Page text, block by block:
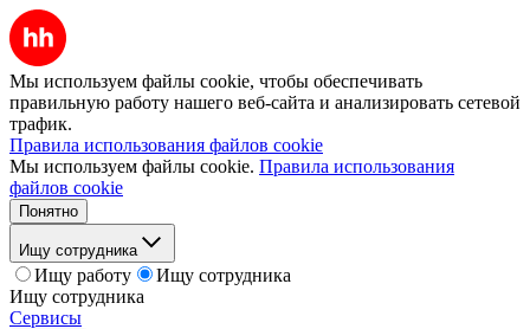
Мы используем файлы cookie, чтобы обеспечивать
правильную работу нашего веб-сайта и анализировать сетевой
трафик.
Правила использования файлов cookie
Мы используем файлы cookie. Правила использования
файлов cookie
Понятно
Ищу сотрудника
Ищу работу
Ищу сотрудника
Ищу сотрудника
Сервисы